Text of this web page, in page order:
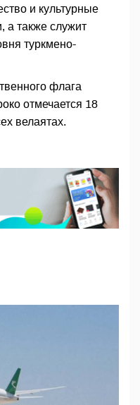
и культурные
а также служит
туркмено-
флага
отмечается 18
велаятах.